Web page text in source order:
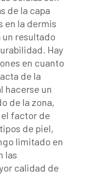
de la capa
en la dermis
un resultado
Hay
en cuanto
de la
hacerse un
de la zona,
factor de
de piel,
limitado en
las
calidad de